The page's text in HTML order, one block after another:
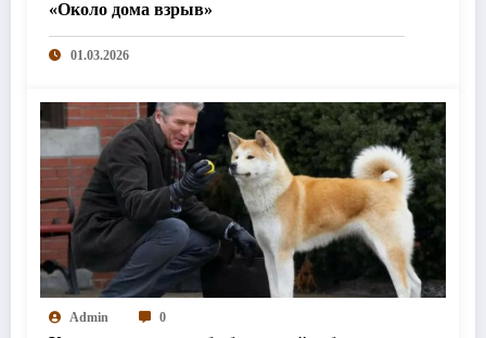
«Около дома взрыв»
01.03.2026
Admin 0